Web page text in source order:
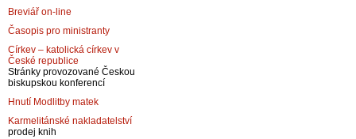
Breviář on-line
Časopis pro ministranty
Církev – katolická církev v
České republice
Stránky provozované Českou
biskupskou konferencí
Hnutí Modlitby matek
Karmelitánské nakladatelství
prodej knih